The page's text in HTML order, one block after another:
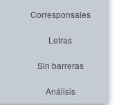
Corresponsales
Letras
Sin barreras
Análisis